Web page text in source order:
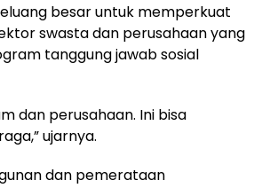
besar untuk memperkuat
swasta dan perusahaan yang
tanggung jawab sosial
dan perusahaan. Ini bisa
ujarnya.
dan pemerataan